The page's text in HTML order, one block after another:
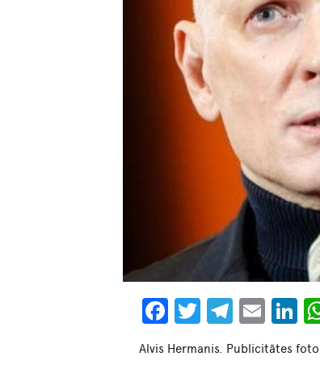
Facebook
Twitter
Alvis Hermanis. Publicitātes foto